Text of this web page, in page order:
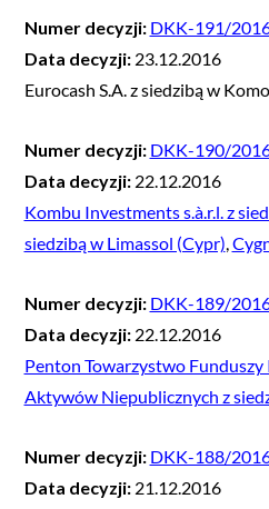
Numer decyzji: DKK-191/
Data decyzji: 23.12.2016
Eurocash S.A. z siedzibą w
Numer decyzji: DKK-190/
Data decyzji: 22.12.2016
Kombu Investments s.à.r.l. z
siedzibą w Limassol (Cypr),
Numer decyzji: DKK-189/
Data decyzji: 22.12.2016
Penton Towarzystwo Funduszy
Aktywów Niepublicznych z
Numer decyzji: DKK-188/
Data decyzji: 21.12.2016